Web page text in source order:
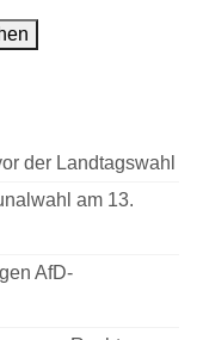
der Landtagswahl
am 13.
AfD-